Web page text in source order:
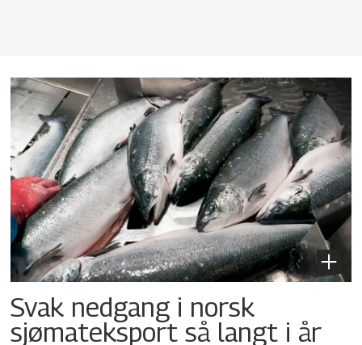
Svak nedgang i norsk
sjømateksport så langt i år